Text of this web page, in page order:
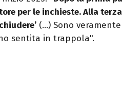
per le inchieste. Alla
(…) Sono
sentita in trappola".